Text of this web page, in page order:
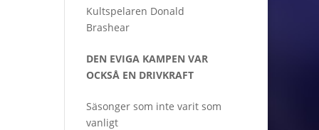
Kultspelaren Donald
Brashear
DEN EVIGA KAMPEN VAR
OCKSÅ EN DRIVKRAFT
Säsonger som inte varit som
vanligt